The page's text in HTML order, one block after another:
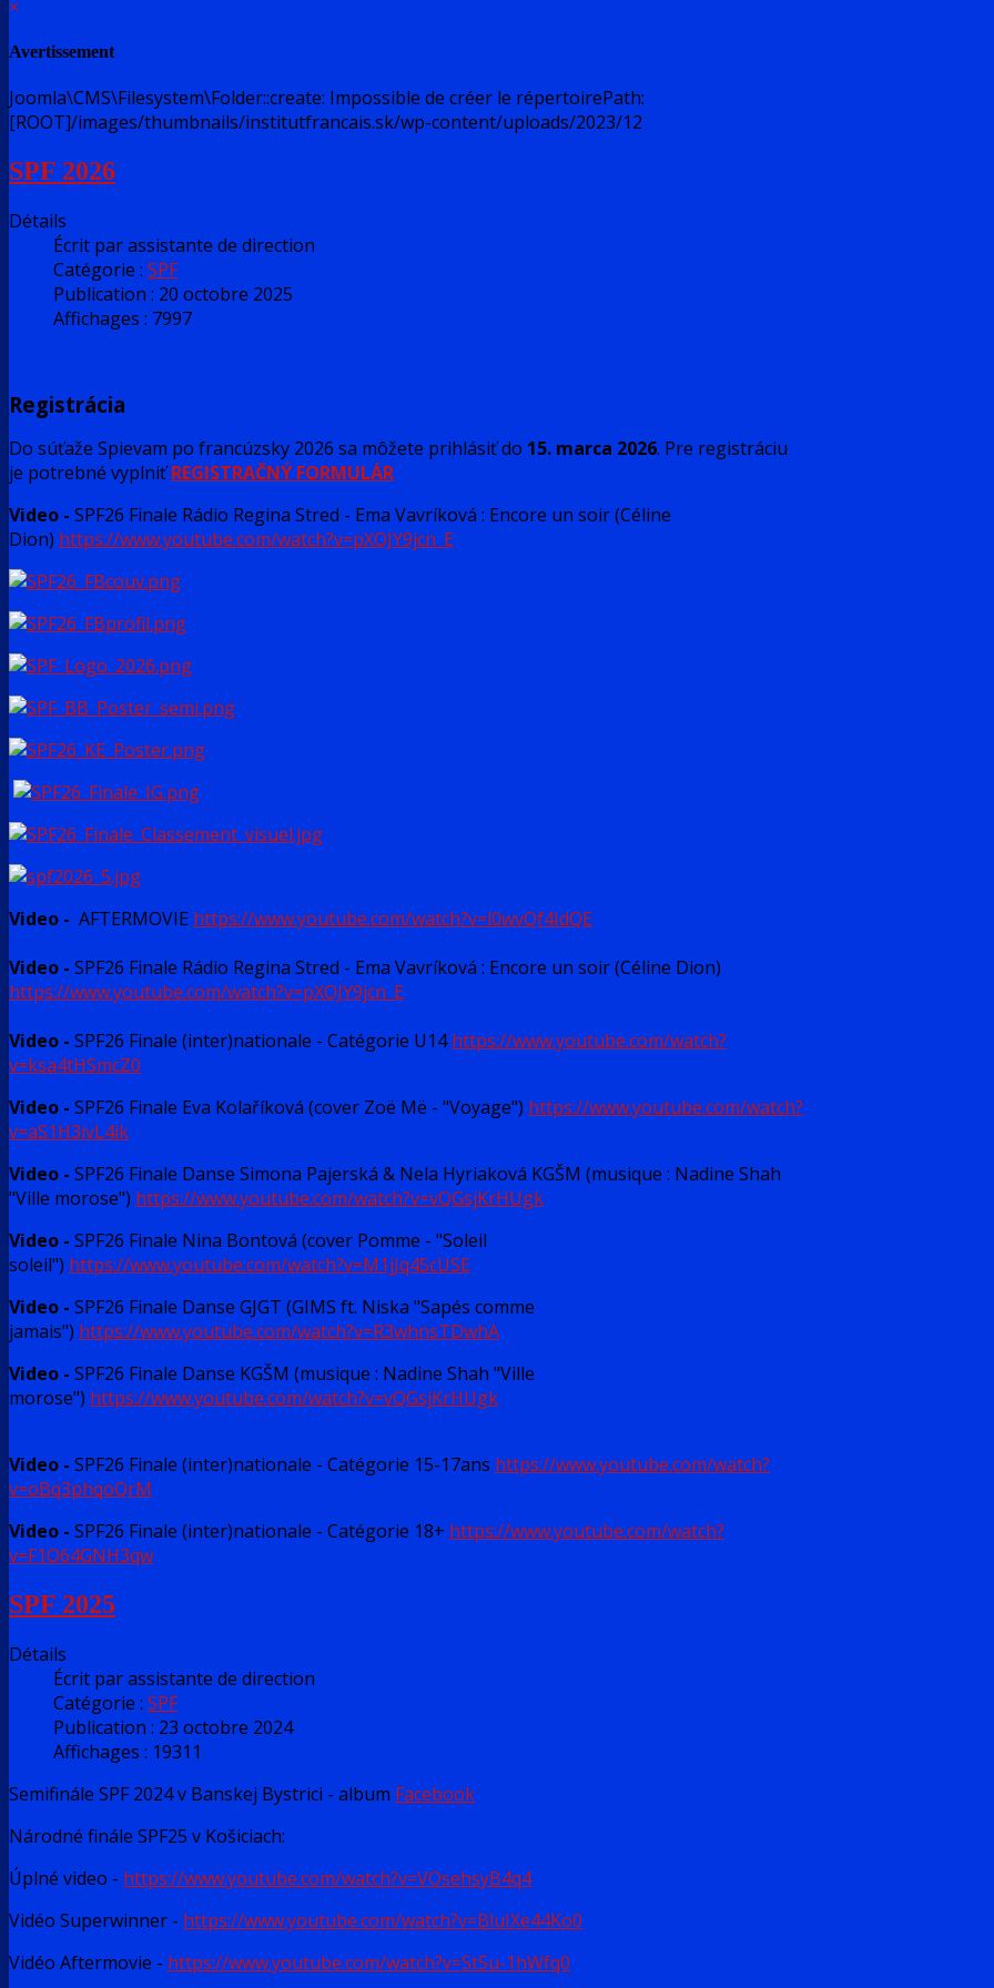
×
Avertissement
Joomla\CMS\Filesystem\Folder::create: Impossible de créer le répertoirePath:
[ROOT]/images/thumbnails/institutfrancais.sk/wp-content/uploads/2023/12
SPF 2026
Détails
Écrit parassistante de direction
Catégorie : SPF
Publication : 20 octobre 2025
Affichages : 7997
Registrácia
Do súťaže Spievam po francúzsky 2026 sa môžete prihlásiť do 15. marca 2026. Pre registráciu
je potrebné vyplniťREGISTRAČNÝ FORMULÁR
Video - SPF26 Finale Rádio Regina Stred - Ema Vavríková : Encore un soir (Céline
Dion) https://www.youtube.com/watch?v=pXOJY9jcn_E
Video - AFTERMOVIE https://www.youtube.com/watch?v=l0wvQf4IdQE
Video - SPF26 Finale Rádio Regina Stred - Ema Vavríková : Encore un soir (Céline Dion)
https://www.youtube.com/watch?v=pXOJY9jcn_E
Video - SPF26 Finale (inter)nationale - Catégorie U14https://www.youtube.com/watch?
v=ksa4tHSmcZ0
Video - SPF26 Finale Eva Kolaříková (cover Zoë Më - "Voyage") https://www.youtube.com/watch?
v=aS1H3ivL4ik
Video - SPF26 Finale Danse Simona Pajerská & Nela Hyriaková KGŠM (musique : Nadine Shah
"Ville morose") https://www.youtube.com/watch?v=vQGsjKrHUgk
Video - SPF26 Finale Nina Bontová (cover Pomme - "Soleil
soleil") https://www.youtube.com/watch?v=M1jJq45cUSE
Video - SPF26 Finale Danse GJGT (GIMS ft. Niska "Sapés comme
jamais") https://www.youtube.com/watch?v=R3whnsTDwhA
Video - SPF26 Finale Danse KGŠM (musique : Nadine Shah "Ville
morose") https://www.youtube.com/watch?v=vQGsjKrHUgk
Video - SPF26 Finale (inter)nationale - Catégorie 15-17ans https://www.youtube.com/watch?
v=oBq3phqoQrM
Video - SPF26 Finale (inter)nationale - Catégorie 18+ https://www.youtube.com/watch?
v=F1O64GNH3qw
SPF 2025
Détails
Écrit parassistante de direction
Catégorie : SPF
Publication : 23 octobre 2024
Affichages : 19311
Semifinále SPF 2024 v Banskej Bystrici - album Facebook
Národné finále SPF25 v Košiciach:
Úplné video - https://www.youtube.com/watch?v=VOsehsyB4q4
Vidéo Superwinner - https://www.youtube.com/watch?v=BluIXe44Ko0
Vidéo Aftermovie - https://www.youtube.com/watch?v=St5u-1hWfq0